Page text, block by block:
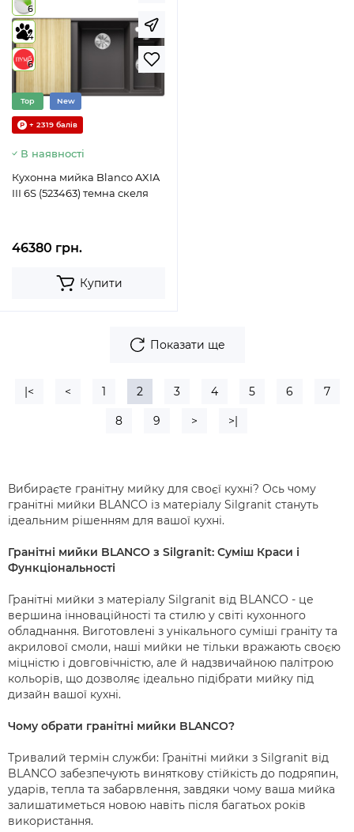
6
4
6
Top New
+ 2319 балів
В наявності
Кухонна мийка Blanco AXIA
III 6S (523463) темна скеля
46380 грн.
Купити
Показати ще
|< < 1 2 3 4 5 6 7
8 9 > >|
Вибираєте гранітну мийку для своєї кухні? Ось чому
гранітні мийки BLANCO із матеріалу Silgranit стануть
ідеальним рішенням для вашої кухні.
Гранітні мийки BLANCO з Silgranit: Суміш Краси і
Функціональності
Гранітні мийки з матеріалу Silgranit від BLANCO - це
вершина інноваційності та стилю у світі кухонного
обладнання. Виготовлені з унікального суміші граніту та
акрилової смоли, наші мийки не тільки вражають своєю
міцністю і довговічністю, але й надзвичайною палітрою
кольорів, що дозволяє ідеально підібрати мийку під
дизайн вашої кухні.
Чому обрати гранітні мийки BLANCO?
Тривалий термін служби: Гранітні мийки з Silgranit від
BLANCO забезпечують виняткову стійкість до подряпин,
ударів, тепла та забарвлення, завдяки чому ваша мийка
залишатиметься новою навіть після багатьох років
використання.